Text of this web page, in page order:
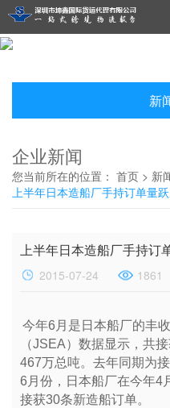
新
企业新闻
您当前所在的位置： 首页 > 新
上半年日本造船厂手持订单量
上半年日本造船厂手持订
2015-07-24 1861
今年6月是日本船厂的丰
（JSEA）数据显示，共
467万总吨。去年同期为
6月份，日本船厂在今年4
接获30条新造船订单。